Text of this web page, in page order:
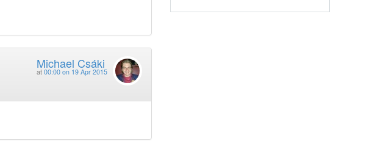
Michael Csáki
at 00:00 on 19 Apr 2015